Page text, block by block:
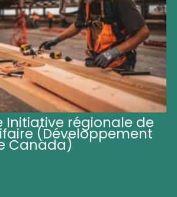
Initiative régionale de
(Développement
Canada)